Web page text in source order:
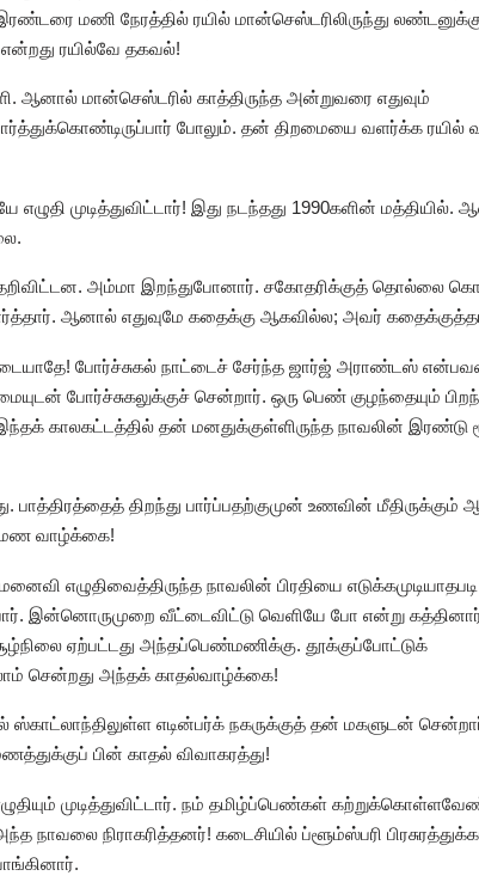
மணி நேரத்தில் ரயில் மான்செஸ்டரிலிருந்து
ரயில்வே தகவல்!
மான்செஸ்டரில் காத்திருந்த அன்றுவரை எதுவும்
போலும். தன் திறமையை வளர்க்க ரயில்
முடித்துவிட்டார்! இது நடந்தது 1990களின் மத்தியில்.
அம்மா இறந்துபோனார். சகோதரிக்குத் தொல்லை
ஆனால் எதுவுமே கதைக்கு ஆகவில்ல; அவர்
போர்ச்சுகல் நாட்டைச் சேர்ந்த ஜார்ஜ் அராண்டஸ்
போர்ச்சுகலுக்குச் சென்றார். ஒரு பெண் குழந்தையும்
காலகட்டத்தில் தன் மனதுக்குள்ளிருந்த நாவலின் இரண்டு
திறந்து பார்ப்பதற்குமுன் உணவின் மீதிருக்கும்
மண வாழ்க்கை!
எழுதிவைத்திருந்த நாவலின் பிரதியை எடுக்கமுடியாதபடி
இன்னொருமுறை வீட்டைவிட்டு வெளியே போ என்று
ஏற்பட்டது அந்தப்பெண்மணிக்கு. தூக்குப்போட்டுக்
சென்றது அந்தக் காதல்வாழ்க்கை!
எடின்பர்க் நகருக்குத் தன் மகளுடன்
பின் காதல் விவாகரத்து!
முடித்துவிட்டார். நம் தமிழ்ப்பெண்கள்
நிராகரித்தனர்! கடைசியில் ப்ளூம்ஸ்பரி